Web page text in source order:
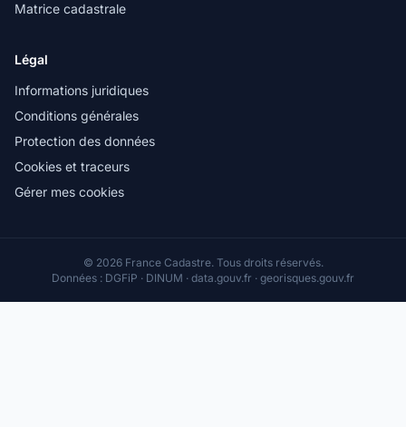
Matrice cadastrale
Légal
Informations juridiques
Conditions générales
Protection des données
Cookies et traceurs
Gérer mes cookies
© 2026 France Cadastre. Tous droits réservés.
Données : DGFiP · DINUM · data.gouv.fr · georisques.gouv.fr